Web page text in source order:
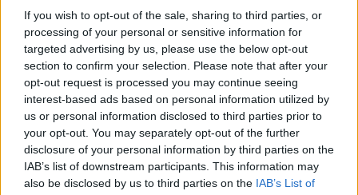
If you wish to opt-out of the sale, sharing to third parties, or
processing of your personal or sensitive information for
targeted advertising by us, please use the below opt-out
section to confirm your selection. Please note that after your
opt-out request is processed you may continue seeing
interest-based ads based on personal information utilized by
us or personal information disclosed to third parties prior to
your opt-out. You may separately opt-out of the further
disclosure of your personal information by third parties on the
IAB’s list of downstream participants. This information may
also be disclosed by us to third parties on the IAB’s List of
Οι κόρες της Αρετής: Οι πρώτες εικόνες από
τα γυρίσματα της νέας δραματικής σειράς
του Alpha